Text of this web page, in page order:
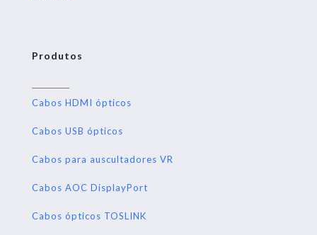
Produtos
Cabos HDMI ópticos
Cabos USB ópticos
Cabos para auscultadores VR
Cabos AOC DisplayPort
Cabos ópticos TOSLINK